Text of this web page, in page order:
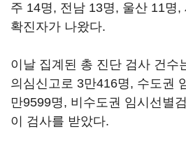
주 14명, 전남 13명, 울산 11명,
확진자가 나왔다.
이날 집계된 총 진단 검사 건수
의심신고로 3만416명, 수도권
만9599명, 비수도권 임시선별
이 검사를 받았다.